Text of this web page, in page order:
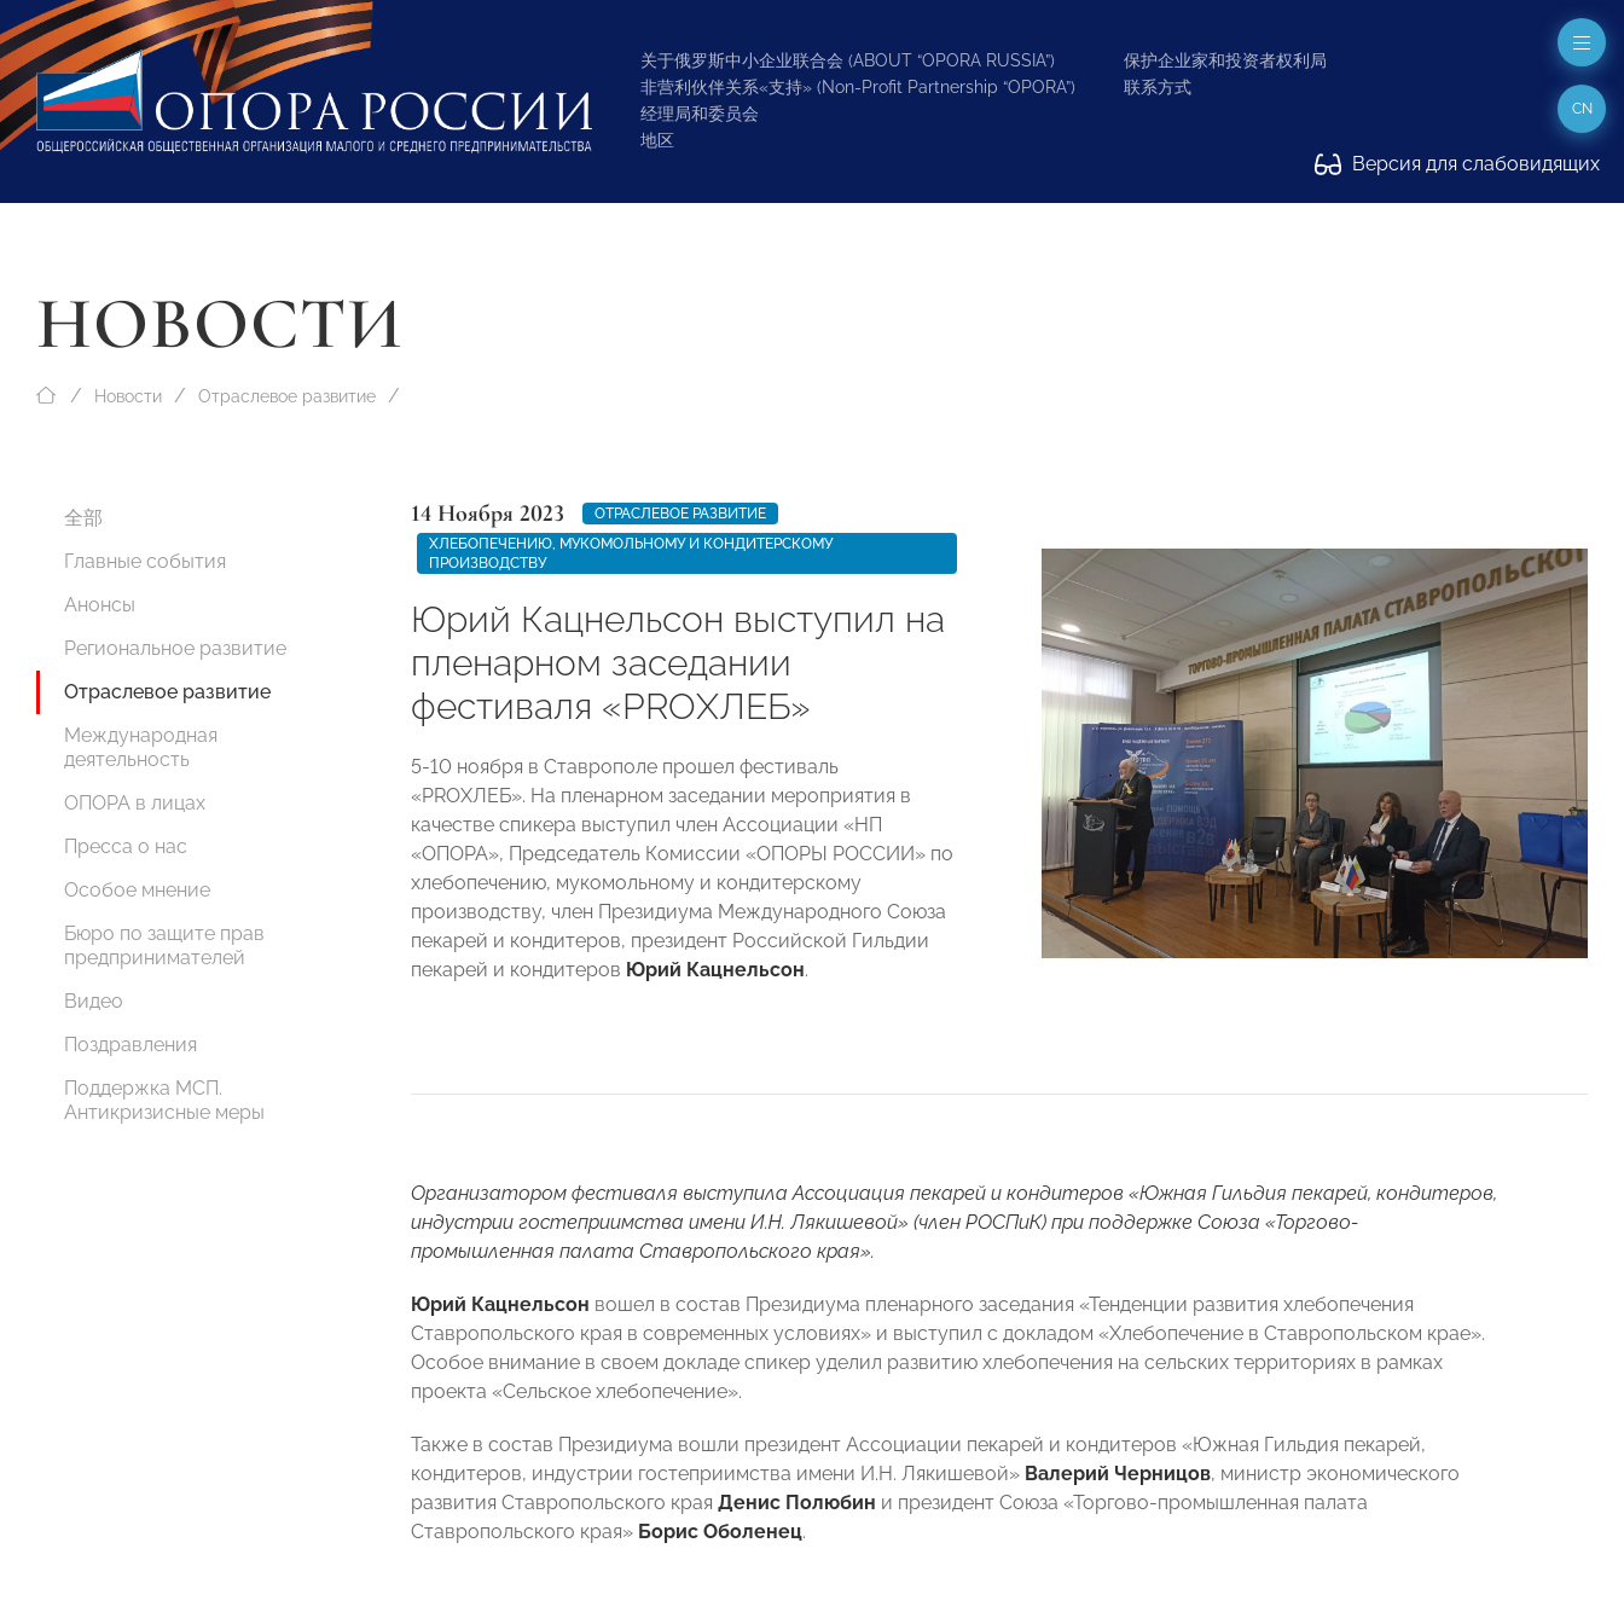
关于俄罗斯中小企业联合会 (ABOUT “OPORA RUSSIA”)
非营利伙伴关系«支持» (Non-Profit Partnership “OPORA”)
经理局和委员会
地区
保护企业家和投资者权利局
联系方式
Версия для слабовидящих
CN
НОВОСТИ
Новости Отраслевое развитие
全部
Главные события
Анонсы
Региональное развитие
Отраслевое развитие
Международная
деятельность
ОПОРА в лицах
Пресса о нас
Особое мнение
Бюро по защите прав
предпринимателей
Видео
Поздравления
Поддержка МСП.
Антикризисные меры
14 Ноября 2023
ОТРАСЛЕВОЕ РАЗВИТИЕ
ХЛЕБОПЕЧЕНИЮ, МУКОМОЛЬНОМУ И КОНДИТЕРСКОМУ
ПРОИЗВОДСТВУ
Юрий Кацнельсон выступил на
пленарном заседании
фестиваля «PROХЛЕБ»
5-10 ноября в Ставрополе прошел фестиваль
«PROХЛЕБ». На пленарном заседании мероприятия в
качестве спикера выступил член Ассоциации «НП
«ОПОРА», Председатель Комиссии «ОПОРЫ РОССИИ» по
хлебопечению, мукомольному и кондитерскому
производству, член Президиума Международного Союза
пекарей и кондитеров, президент Российской Гильдии
пекарей и кондитеров Юрий Кацнельсон.
Организатором фестиваля выступила Ассоциация пекарей и кондитеров «Южная Гильдия пекарей, кондитеров,
индустрии гостеприимства имени И.Н. Лякишевой» (член РОСПиК) при поддержке Союза «Торгово-
промышленная палата Ставропольского края».
Юрий Кацнельсон вошел в состав Президиума пленарного заседания «Тенденции развития хлебопечения
Ставропольского края в современных условиях» и выступил с докладом «Хлебопечение в Ставропольском крае».
Особое внимание в своем докладе спикер уделил развитию хлебопечения на сельских территориях в рамках
проекта «Сельское хлебопечение».
Также в состав Президиума вошли президент Ассоциации пекарей и кондитеров «Южная Гильдия пекарей,
кондитеров, индустрии гостеприимства имени И.Н. Лякишевой» Валерий Черницов, министр экономического
развития Ставропольского края Денис Полюбин и президент Союза «Торгово-промышленная палата
Ставропольского края» Борис Оболенец.